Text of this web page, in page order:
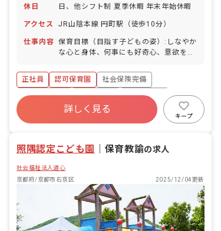
休日 日、他シフト制 夏季休暇 年末年始休暇
アクセス JR山陰本線 円町駅（徒歩10分）
仕事内容 保育目標（目指す子どもの姿）:しなやか
な心と身体、何事にも好奇心、意欲をも
子どもを育みます。 保育業務全般:健康
状態確認、外遊び、お散歩、室内遊びな
どの指導、申し送りノート確認、事務作
業、環境設定保育、消毒作業等保育に付
正社員 認可保育園
社会保険完備
福利厚生充実
退職金制度
残業少なめ
昇給昇進あり
産休育休制度
車通勤可
詳しく見る
キープ
照隅認定こども園 保育教諭の求人
社会福祉法人道心
京都府/京都市右京区
2025/12/04更新